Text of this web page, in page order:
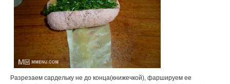
Разрезаем сардельку не до конца(книжечкой), фаршируем ее